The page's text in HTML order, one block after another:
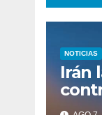
NOTICIAS
Irán